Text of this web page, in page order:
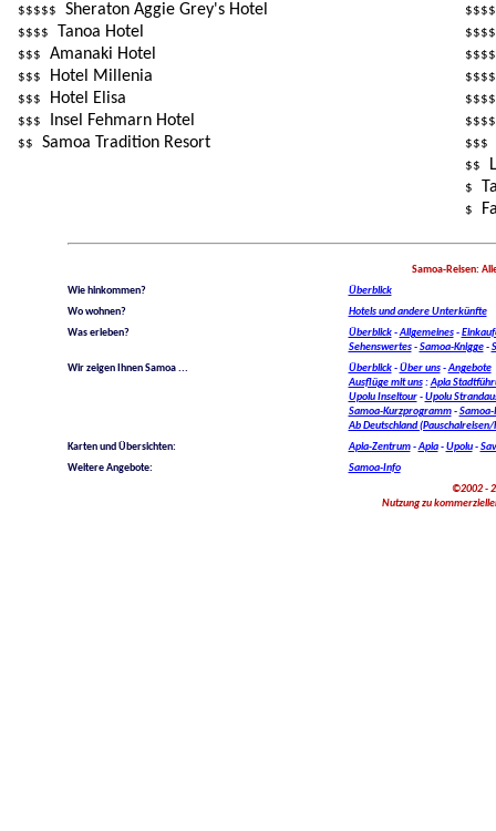
$$$$$ Sheraton Aggie Grey's Hotel
$$$$ Tanoa Hotel
$$$ Amanaki Hotel
$$$ Hotel Millenia
$$$ Hotel Elisa
$$$ Insel Fehmarn Hotel
$$ Samoa Tradition Resort
$$$$
$$$$
$$$
$$
$
$
Samoa-Reisen:
Wie hinkommen?
Überblick
Wo wohnen?
Hotels und andere Unterkünfte
Was erleben?
Überblick-Allgemeines-
Sehenswertes-Samoa-Knigge-
Wir zeigen Ihnen Samoa ...
Überblick-Über uns-Angebote
Ausflüge mit uns:Apia
Upolu Inseltour-Upolu
Samoa-Kurzprogramm-
Ab Deutschland (Pauschalreisen/
Karten und Übersichten:
Apia-Zentrum-Apia-Upolu-
Weitere Angebote:
Samoa-Info
©2002 -
Nutzung zu